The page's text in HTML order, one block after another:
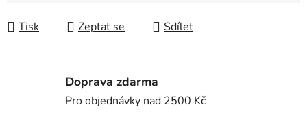
Tisk
Zeptat se Sdílet
Doprava zdarma
Pro objednávky nad 2500 Kč